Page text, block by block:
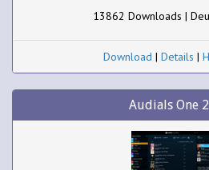
13862 Downloads |
Download | Details |
Audials One